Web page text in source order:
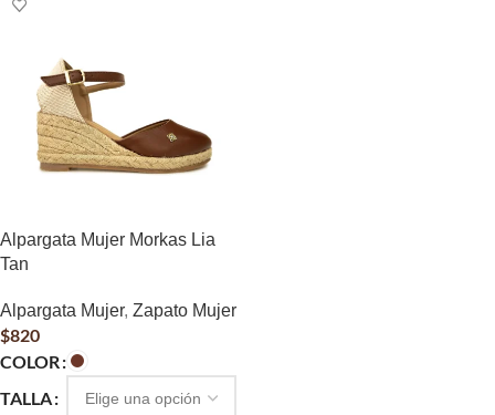
Alpargata Mujer Morkas Lia
Tan
Alpargata Mujer, Zapato Mujer
$820
COLOR
TALLA